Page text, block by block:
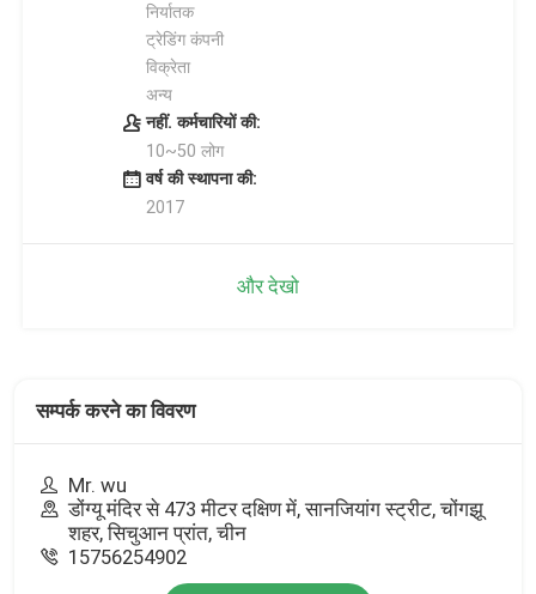
निर्यातक
ट्रेडिंग कंपनी
विक्रेता
अन्य
नहीं. कर्मचारियों की:
10~50 लोग
वर्ष की स्थापना की:
2017
और देखो
सम्पर्क करने का विवरण
Mr. wu
डोंग्यू मंदिर से 473 मीटर दक्षिण में, सानजियांग स्ट्रीट, चोंगझू
शहर, सिचुआन प्रांत, चीन
15756254902